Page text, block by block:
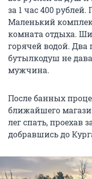
за 1 час 400
Маленький
комната отдыха.
горячей водой.
бутылкодуш не
мужчина.
После банных
ближайшего
лег спать, проехав
добравшись до